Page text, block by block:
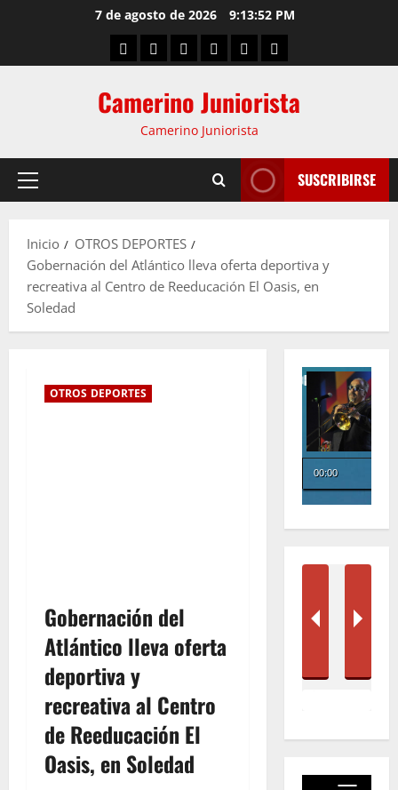
7 de agosto de 2026 9:13:53 PM
Camerino Juniorista
Camerino Juniorista
SUSCRIBIRSE
Inicio
OTROS DEPORTES
Gobernación del Atlántico lleva oferta deportiva y
recreativa al Centro de Reeducación El Oasis, en
Soledad
OTROS DEPORTES
Gobernación del
Atlántico lleva oferta
deportiva y
recreativa al Centro
de Reeducación El
Oasis, en Soledad